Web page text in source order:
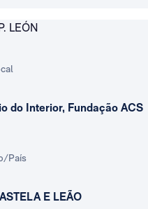
do Interior, Fundação ACS
País
E LEÃO